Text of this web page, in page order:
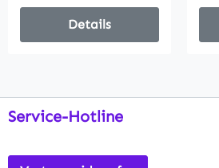
Details
Service-Hotline